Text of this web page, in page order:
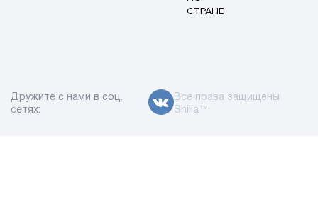
СТРАНЕ
Дружите с нами в соц.
сетях:
Все права защищены
Shilla™